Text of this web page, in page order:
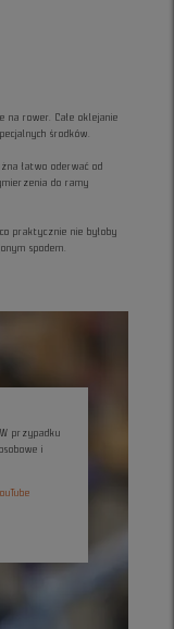
przypadku
i
na rower. Całe oklejanie
środków.
łatwo oderwać od
do ramy
praktycznie nie byłoby
spodem.